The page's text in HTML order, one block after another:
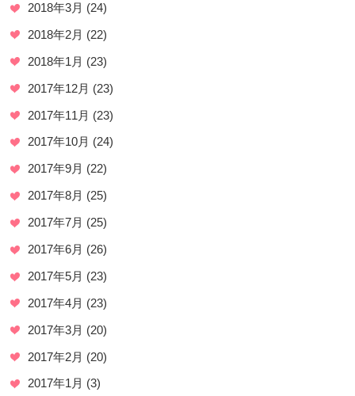
2018年3月 (24)
2018年2月 (22)
2018年1月 (23)
2017年12月 (23)
2017年11月 (23)
2017年10月 (24)
2017年9月 (22)
2017年8月 (25)
2017年7月 (25)
2017年6月 (26)
2017年5月 (23)
2017年4月 (23)
2017年3月 (20)
2017年2月 (20)
2017年1月 (3)